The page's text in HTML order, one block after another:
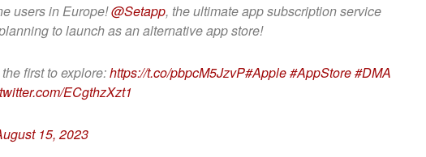
users in Europe!@Setapp, the ultimate app subscription service
to launch as an alternative app store!
first to explore:https://t.co/pbpcM5JzvP#Apple#AppStore#DMA
ECgthzXzt1
15, 2023